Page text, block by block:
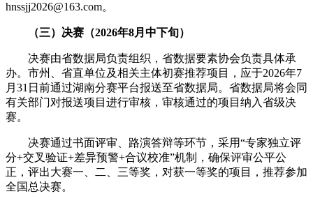
hnssjj2026@163.com。
（三）决赛（2026年8月中下旬）
决赛由省数据局负责组织，省数据要素协会负责具体承
办。市州、省直单位及相关主体初赛推荐项目，应于2026年7
月31日前通过湖南分赛平台报送至省数据局。省数据局将会同
有关部门对报送项目进行审核，审核通过的项目纳入省级决
赛。
决赛通过书面评审、路演答辩等环节，采用“专家独立评
分+交叉验证+差异预警+合议校准”机制，确保评审公平公
正，评出大赛一、二、三等奖，对获一等奖的项目，推荐参加
全国总决赛。